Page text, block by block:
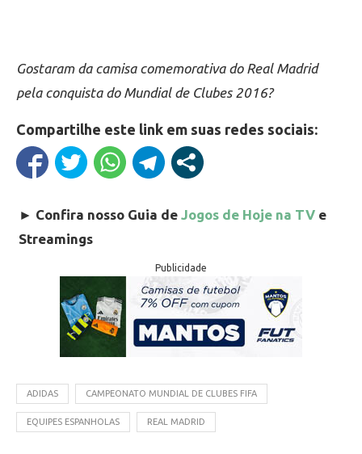
Gostaram da camisa comemorativa do Real Madrid
pela conquista do Mundial de Clubes 2016?
Compartilhe este link em suas redes sociais:
► Confira nosso Guia de Jogos de Hoje na TV e
Streamings
Publicidade
ADIDAS CAMPEONATO MUNDIAL DE CLUBES FIFA
EQUIPES ESPANHOLAS REAL MADRID